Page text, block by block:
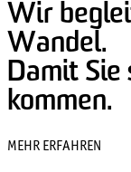
Wir
Wandel.
Damit Sie
kommen.
MEHR ERFAHREN